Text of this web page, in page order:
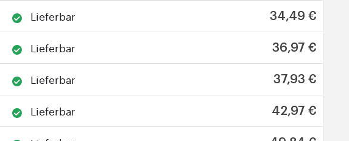
Lieferbar 34,49 €
Lieferbar 36,97 €
Lieferbar 37,93 €
Lieferbar 42,97 €